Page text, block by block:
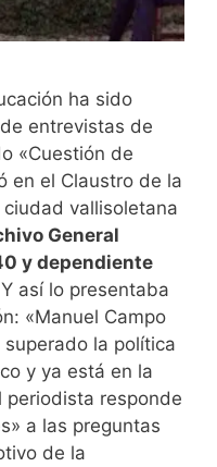
ha sido
entrevistas de
«Cuestión de
en el Claustro de la
vallisoletana
General
y dependiente
así lo presentaba
«Manuel Campo
la política
y ya está en la
periodista responde
a las preguntas
de la